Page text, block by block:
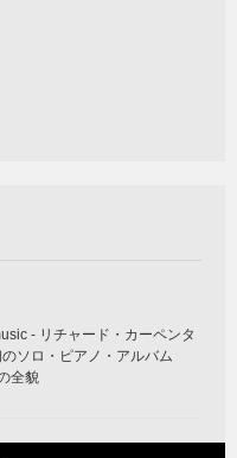
‐ リチャード・カーペンタ
ソロ・ピアノ・アルバム
全貌